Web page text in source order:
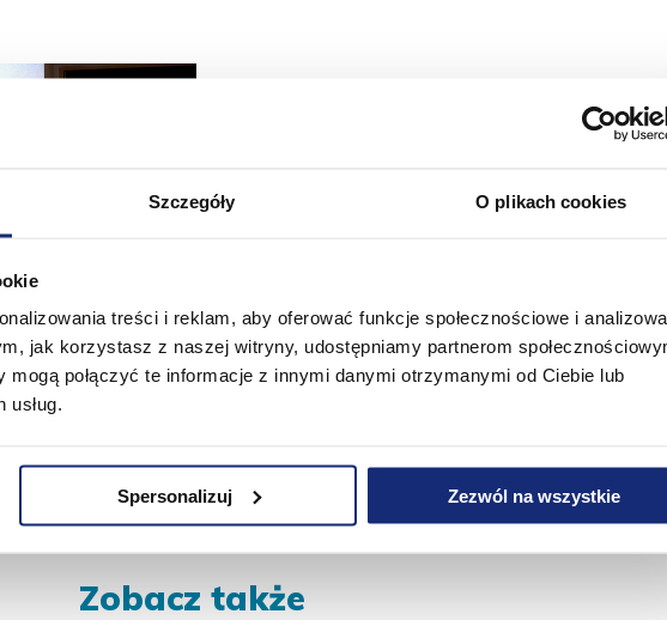
Szczegóły O plikach cookies
treści i reklam, aby oferować funkcje społecznościowe i
jak korzystasz z naszej witryny, udostępniamy partnerom
połączyć te informacje z innymi danymi otrzymanymi od Ciebie lub
usług.
Spersonalizuj Zezwól na wszystkie
Zobacz także